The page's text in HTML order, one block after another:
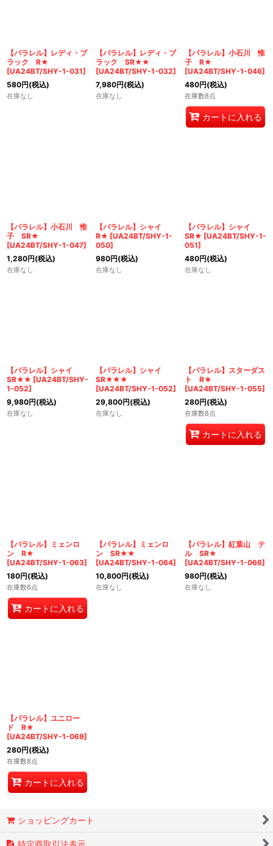
【パラレル】レディ・ブ
ラック R★
[UA24BT/SHY-1-031]
580円(税込)
在庫なし
【パラレル】レディ・ブ
ラック SR★★
[UA24BT/SHY-1-032]
7,980円(税込)
在庫なし
【パラレル】小石川 惟
子 R★
[UA24BT/SHY-1-046]
480円(税込)
在庫数8点
カートに入れる
【パラレル】小石川 惟
子 SR★
[UA24BT/SHY-1-047]
1,280円(税込)
在庫なし
【パラレル】シャイ
R★ [UA24BT/SHY-1-
050]
980円(税込)
在庫なし
【パラレル】シャイ
SR★ [UA24BT/SHY-1-
051]
480円(税込)
在庫なし
【パラレル】シャイ
SR★★ [UA24BT/SHY-
1-052]
9,980円(税込)
在庫なし
【パラレル】シャイ
SR★★★
[UA24BT/SHY-1-052]
29,800円(税込)
在庫なし
【パラレル】スターダス
ト R★
[UA24BT/SHY-1-055]
280円(税込)
在庫数8点
カートに入れる
【パラレル】ミェンロ
ン R★
[UA24BT/SHY-1-063]
180円(税込)
在庫数6点
カートに入れる
【パラレル】ミェンロ
ン SR★★
[UA24BT/SHY-1-064]
10,800円(税込)
在庫なし
【パラレル】紅葉山 テ
ル SR★
[UA24BT/SHY-1-066]
980円(税込)
在庫なし
【パラレル】ユニロー
ド R★
[UA24BT/SHY-1-069]
280円(税込)
在庫数8点
カートに入れる
ショッピングカート
特定商取引法表示